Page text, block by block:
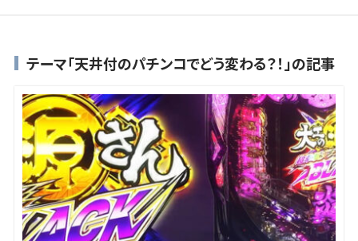
テーマ「天井付のパチンコでどう変わる？！」の記事